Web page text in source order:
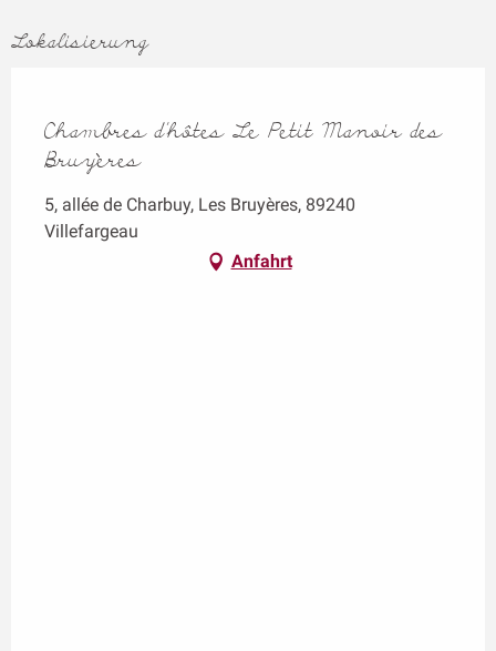
Lokalisierung
Chambres d'hôtes Le Petit Manoir des
Bruyères
5, allée de Charbuy, Les Bruyères, 89240
Villefargeau
Anfahrt